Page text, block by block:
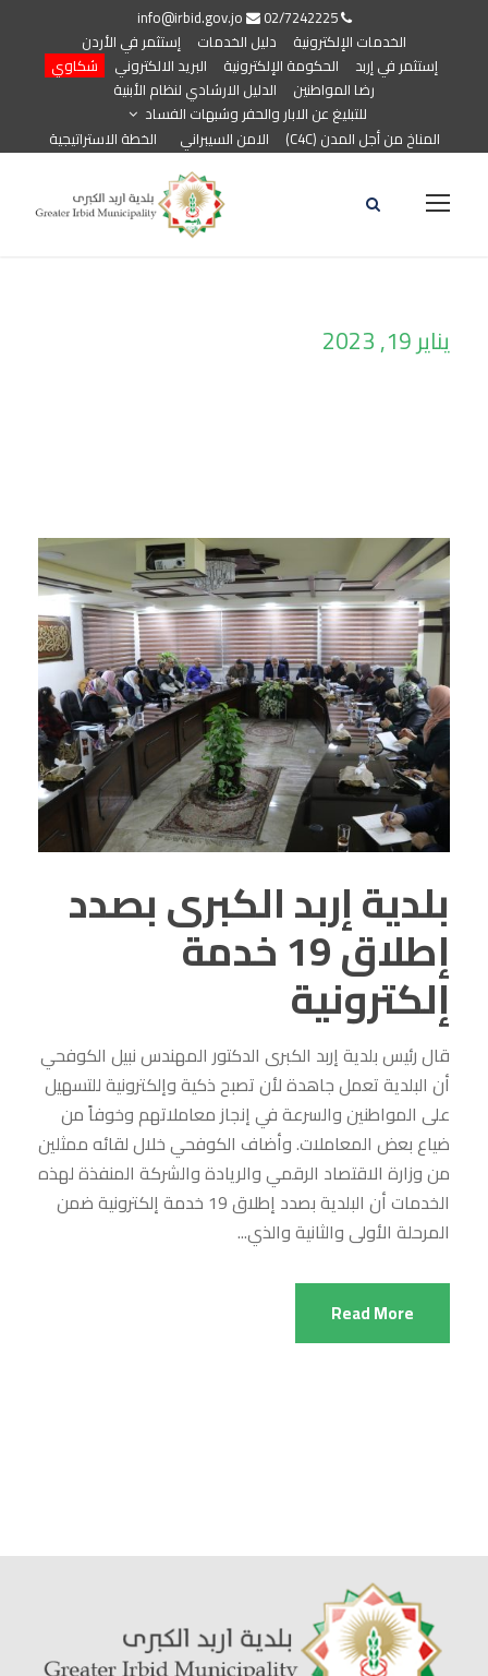
02/7242225
الخدمات الإلكترونية
دليل الخدمات
إستثمر في الأردن
إستثمر في إربد
الحكومة الإلكترونية البريد الالكتروني
شكاوي
رضا المواطنين
الدليل الارشادي لنظام الأبنية
للتبليغ عن الابار والحفر وشبهات الفساد
المناخ من أجل المدن (C4C)
الامن السيبراني الخطة الاستراتيجية
يناير 19, 2023
بلدية إربد الكبرى بصدد
إطلاق 19 خدمة
إلكترونية
قال رئيس بلدية إربد الكبرى الدكتور المهندس نبيل الكوفحي
أن البلدية تعمل جاهدة لأن تصبح ذكية وإلكترونية للتسهيل
على المواطنين والسرعة في إنجاز معاملاتهم وخوفاً من
ضياع بعض المعاملات. وأضاف الكوفحي خلال لقائه ممثلين
من وزارة الاقتصاد الرقمي والريادة والشركة المنفذة لهذه
الخدمات أن البلدية بصدد إطلاق 19 خدمة إلكترونية ضمن
المرحلة الأولى والثانية والذي...
Read More